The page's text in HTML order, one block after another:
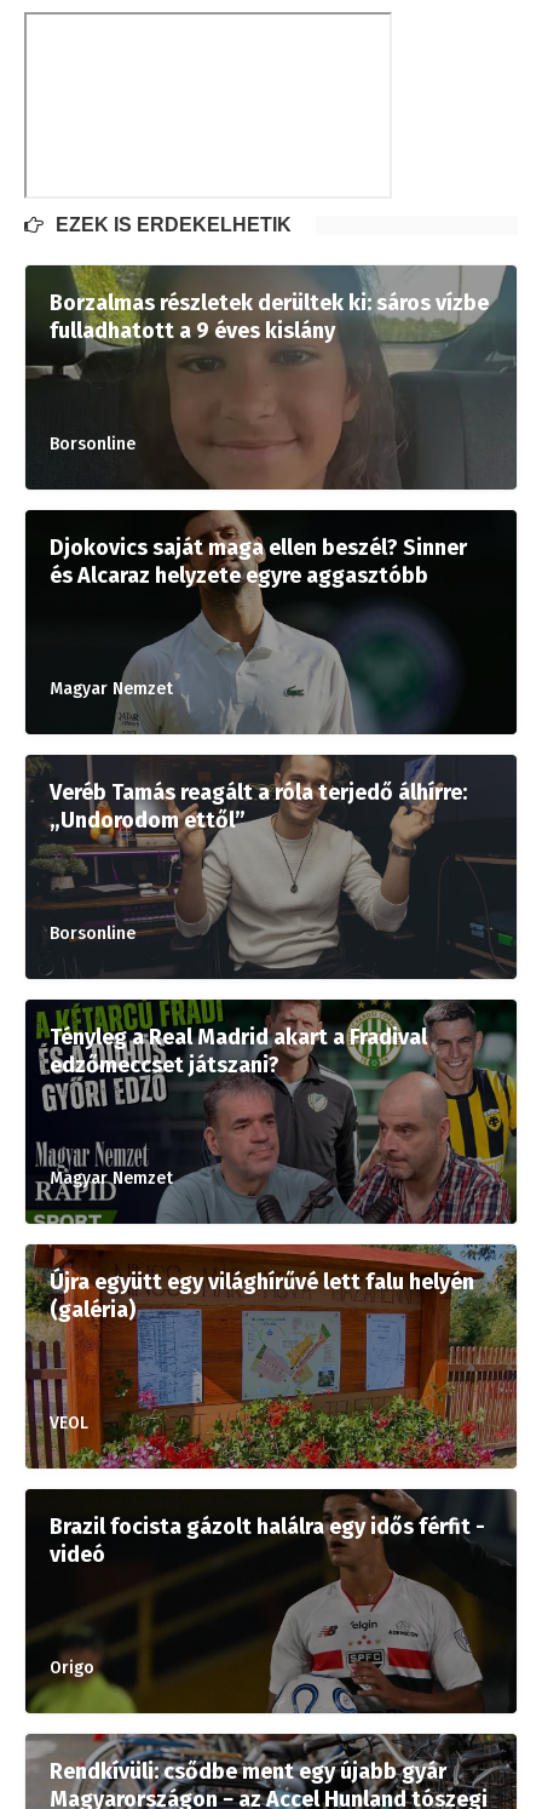
EZEK IS ÉRDEKELHETIK
Borzalmas részletek derültek ki: sáros vízbe
fulladhatott a 9 éves kislány
Borsonline
Djokovics saját maga ellen beszél? Sinner
és Alcaraz helyzete egyre aggasztóbb
Magyar Nemzet
Veréb Tamás reagált a róla terjedő álhírre:
„Undorodom ettől”
Borsonline
Tényleg a Real Madrid akart a Fradival
edzőmeccset játszani?
Magyar Nemzet
Újra együtt egy világhírűvé lett falu helyén
(galéria)
VEOL
Brazil focista gázolt halálra egy idős férfit -
videó
Origo
Rendkívüli: csődbe ment egy újabb gyár
Magyarországon − az Accel Hunland tószegi